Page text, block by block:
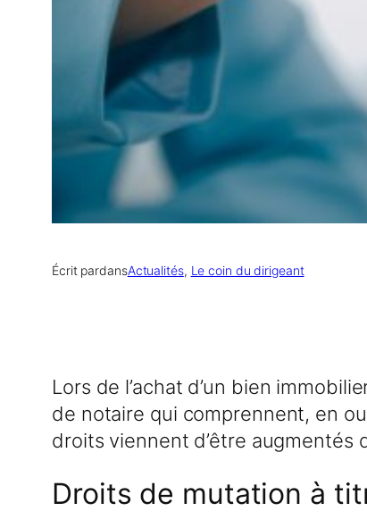
Écrit pardansActualités, Le coin du dirigeant
Lors de l’achat d’un bien
de notaire qui comprennent, en
droits viennent d’être augmentés
Droits de mutation à